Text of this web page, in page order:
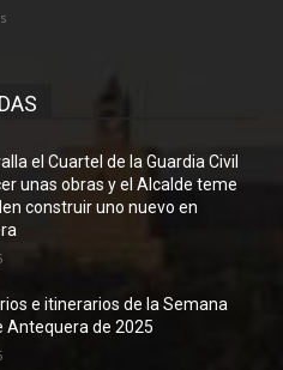
el Cuartel de la Guardia Civil
unas obras y el Alcalde teme
construir uno nuevo en
e itinerarios de la Semana
Antequera de 2025